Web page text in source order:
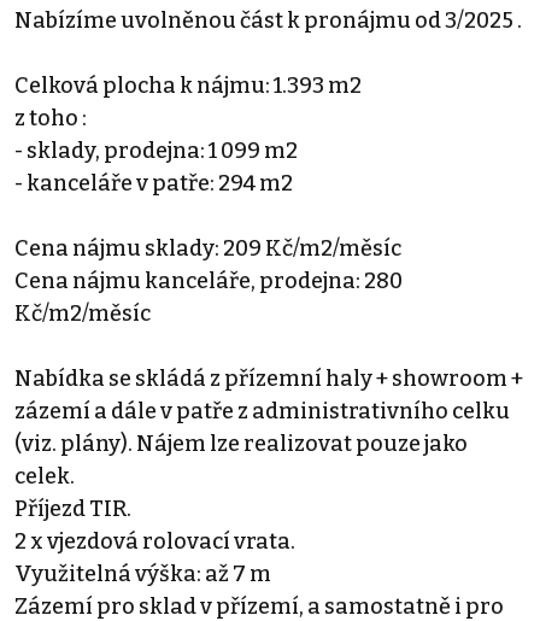
Nabízíme uvolněnou část k pronájmu od 3/2025 .
Celková plocha k nájmu: 1.393 m2
z toho :
- sklady, prodejna: 1 099 m2
- kanceláře v patře: 294 m2
Cena nájmu sklady: 209 Kč/m2/měsíc
Cena nájmu kanceláře, prodejna: 280
Kč/m2/měsíc
Nabídka se skládá z přízemní haly + showroom +
zázemí a dále v patře z administrativního celku
(viz. plány). Nájem lze realizovat pouze jako
celek.
Příjezd TIR.
2 x vjezdová rolovací vrata.
Využitelná výška: až 7 m
Zázemí pro sklad v přízemí, a samostatně i pro